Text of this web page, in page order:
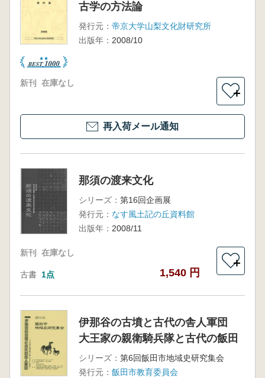
古学の方法論
発行元： 帝京大学山梨文化財研究所
出版年： 2008/10
新刊 在庫なし
＋
再入荷メール通知
那須の渡来文化
シリーズ： 第16回企画展
発行元： なす風土記の丘資料館
出版年： 2008/11
新刊 在庫なし
古書 1点 1,540 円
＋
伊那谷の古墳と古代の舎人軍団
大王家の親衛騎兵隊と古代の飯田
シリーズ： 第6回飯田市地域史研究集会
発行元： 飯田市教育委員会